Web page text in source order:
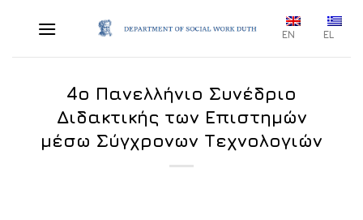
EN EL
4ο Πανελλήνιο Συνέδριο
Διδακτικής των Επιστημών
μέσω Σύγχρονων Τεχνολογιών